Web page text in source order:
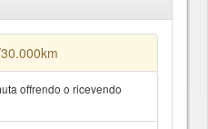
offrendo o ricevendo